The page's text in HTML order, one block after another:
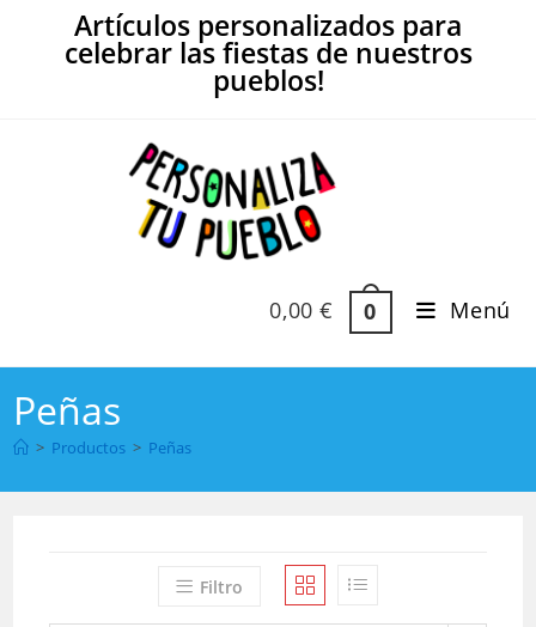
contenido
Artículos personalizados para
celebrar las fiestas de nuestros
pueblos!
0,00€ 0 Menú
Peñas
> Productos > Peñas
Filtro